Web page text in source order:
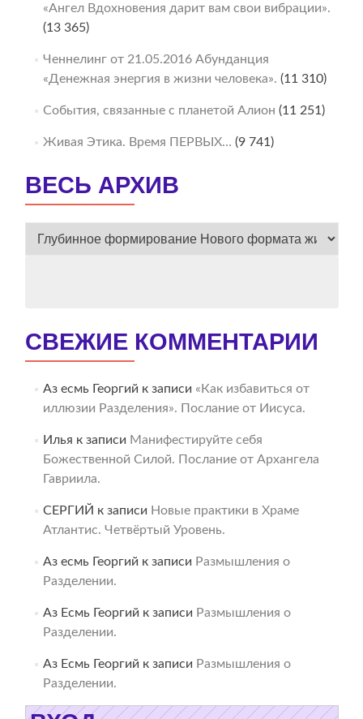
«Ангел Вдохновения дарит вам свои вибрации».
(13 365)
Ченнелинг от 21.05.2016 Абунданция
«Денежная энергия в жизни человека». (11 310)
События, связанные с планетой Алион (11 251)
Живая Этика. Время ПЕРВЫХ… (9 741)
ВЕСЬ АРХИВ
ВЕСЬ
СВЕЖИЕ КОММЕНТАРИИ
Аз есмь Георгий к записи «Как избавиться от
иллюзии Разделения». Послание от Иисуса.
Илья к записи Манифестируйте себя
Божественной Силой. Послание от Архангела
Гавриила.
СЕРГИЙ к записи Новые практики в Храме
Атлантис. Четвёртый Уровень.
Аз есмь Георгий к записи Размышления о
Разделении.
Аз Есмь Георгий к записи Размышления о
Разделении.
Аз Есмь Георгий к записи Размышления о
Разделении.